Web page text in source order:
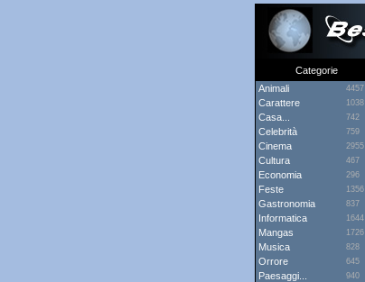
Categorie
Animali
4457
Carattere 1038
Casa... 742
Celebrità 759
Cinema 2955
Cultura 467
Economia 296
Feste 1356
Gastronomia 837
Informatica 1644
Mangas 1726
Musica 828
Orrore 645
Paesaggi... 940